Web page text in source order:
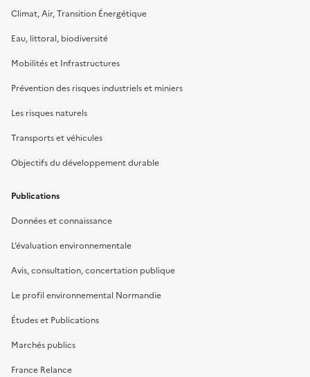
Climat, Air, Transition Énergétique
Eau, littoral, biodiversité
Mobilités et Infrastructures
Prévention des risques industriels et miniers
Les risques naturels
Transports et véhicules
Objectifs du développement durable
Publications
Données et connaissance
L’évaluation environnementale
Avis, consultation, concertation publique
Le profil environnemental Normandie
Études et Publications
Marchés publics
France Relance